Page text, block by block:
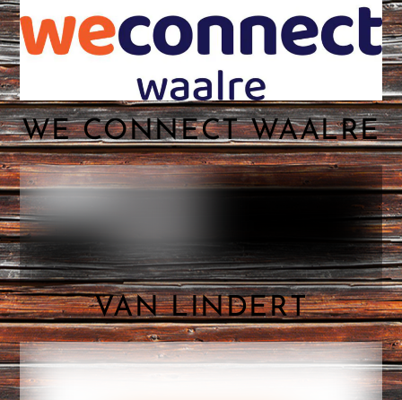
WE CONNECT WAALRE
VAN LINDERT